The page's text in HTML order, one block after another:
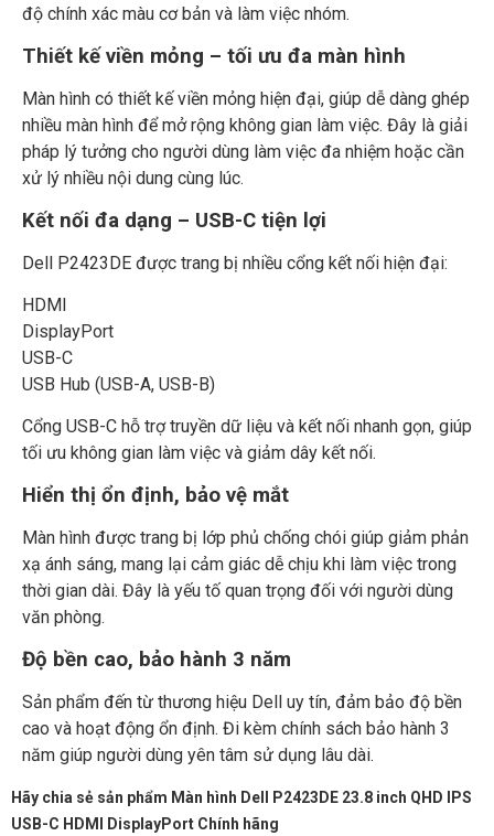
độ chính xác màu cơ bản và làm việc nhóm.
Thiết kế viền mỏng – tối ưu đa màn hình
Màn hình có thiết kế viền mỏng hiện đại, giúp dễ dàng ghép
nhiều màn hình để mở rộng không gian làm việc. Đây là giải
pháp lý tưởng cho người dùng làm việc đa nhiệm hoặc cần
xử lý nhiều nội dung cùng lúc.
Kết nối đa dạng – USB-C tiện lợi
Dell P2423DE được trang bị nhiều cổng kết nối hiện đại:
HDMI
DisplayPort
USB-C
USB Hub (USB-A, USB-B)
Cổng USB-C hỗ trợ truyền dữ liệu và kết nối nhanh gọn, giúp
tối ưu không gian làm việc và giảm dây kết nối.
Hiển thị ổn định, bảo vệ mắt
Màn hình được trang bị lớp phủ chống chói giúp giảm phản
xạ ánh sáng, mang lại cảm giác dễ chịu khi làm việc trong
thời gian dài. Đây là yếu tố quan trọng đối với người dùng
văn phòng.
Độ bền cao, bảo hành 3 năm
Sản phẩm đến từ thương hiệu Dell uy tín, đảm bảo độ bền
cao và hoạt động ổn định. Đi kèm chính sách bảo hành 3
năm giúp người dùng yên tâm sử dụng lâu dài.
Hãy chia sẻ sản phẩm Màn hình Dell P2423DE 23.8 inch QHD IPS
USB-C HDMI DisplayPort Chính hãng